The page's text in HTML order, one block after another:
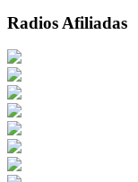
Radios Afiliadas